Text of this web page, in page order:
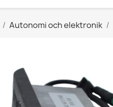
Autonomi och elektronik